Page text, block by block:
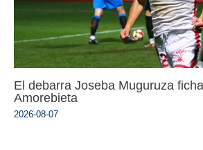
El debarra Joseba Muguruza
Amorebieta
2026-08-07